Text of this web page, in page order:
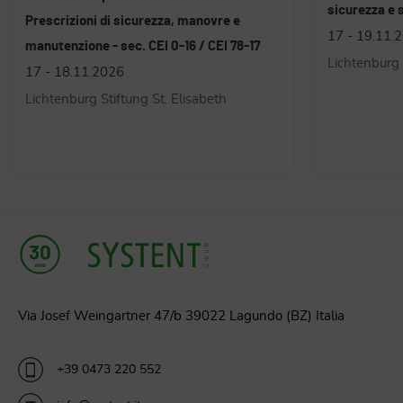
Lichtenburg Stiftung St. Elisabeth
all'Accordo
Via Josef Weingartner 47/b 39022 Lagundo (BZ) Italia
+39 0473 220 552